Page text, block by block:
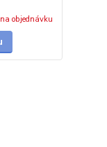
na objednávku